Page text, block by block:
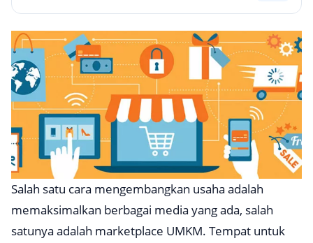
Salah satu cara mengembangkan usaha adalah
memaksimalkan berbagai media yang ada, salah
satunya adalah marketplace UMKM. Tempat untuk